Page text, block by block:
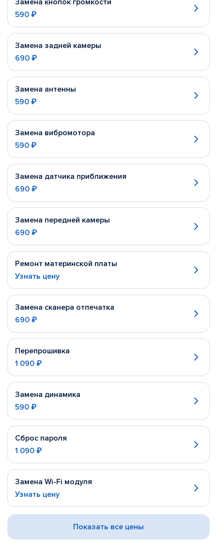
Замена кнопок громкости
590 ₽
Замена задней камеры
690 ₽
Замена антенны
590 ₽
Замена вибромотора
590 ₽
Замена датчика приближения
690 ₽
Замена передней камеры
690 ₽
Ремонт материнской платы
Узнать цену
Замена сканера отпечатка
690 ₽
Перепрошивка
1 090 ₽
Замена динамика
590 ₽
Сброс пароля
1 090 ₽
Замена Wi-Fi модуля
Узнать цену
Показать все цены